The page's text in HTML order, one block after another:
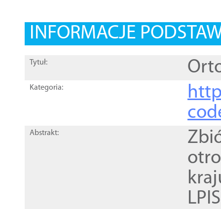
INFORMACJE
Tytuł:
Kategoria:
Abstrakt: